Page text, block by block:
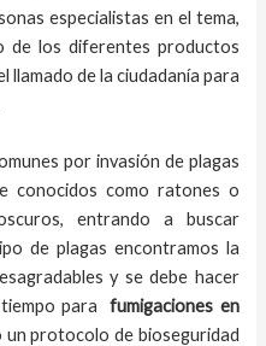
especialistas en el tema,
de los diferentes productos
llamado de la ciudadanía para
por invasión de plagas
conocidos como ratones o
entrando a buscar
de plagas encontramos la
y se debe hacer
tiempo parafumigaciones en
un protocolo de bioseguridad